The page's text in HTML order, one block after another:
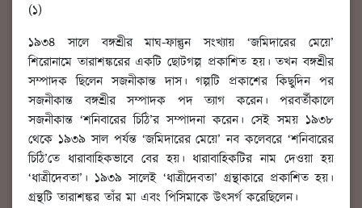
(১)
১৯৩৪ সালে বঙ্গশ্রীর মাঘ-ফাল্গুন সংখ্যায় ‘জমিদারের মেয়ে’
শিরোনামে তারাশঙ্করের একটি ছোটগল্প প্রকাশিত হয়। তখন বঙ্গশ্রীর
সম্পাদক ছিলেন সজনীকান্ত দাস। গল্পটি প্রকাশের কিছুদিন পর
সজনীকান্ত বঙ্গশ্রীর সম্পাদক পদ ত্যাগ করেন। পরবর্তীকালে
সজনীকান্ত ‘শনিবারের চিঠি’র সম্পাদনা করেন। সেই সময় ১৯৩৮
থেকে ১৯৩৯ সাল পর্যন্ত ‘জমিদারের মেয়ে’ নব কলেবরে ‘শনিবারের
চিঠি’তে ধারাবাহিকভাবে বের হয়। ধারাবাহিকটির নাম দেওয়া হয়
‘ধাত্রীদেবতা’। ১৯৩৯ সালেই ‘ধাত্রীদেবতা’ গ্রন্থাকারে প্রকাশিত হয়।
গ্রন্থটি তারাশঙ্কর তাঁর মা এবং পিসিমাকে উৎসর্গ করেছিলেন।